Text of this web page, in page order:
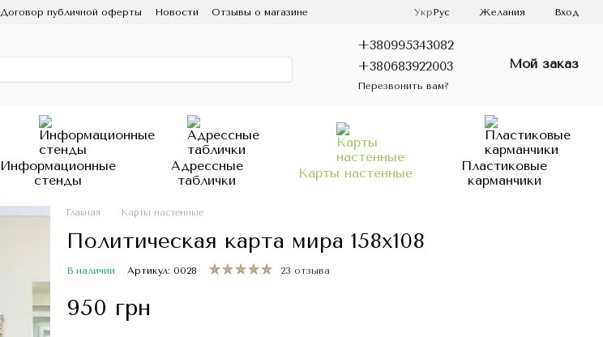
Договор публичной оферты Новости
Отзывы о магазине
УкрРус Желания Вход
+380995343082
+380683922003
Перезвонить вам?
Мой заказ
Информационные
стенды
Адрессные
таблички
Карты настенные
Пластиковые
карманчики
Главная Карты настенные
Политическая карта мира 158х108
В наличии Артикул: 0028 23 отзыва
950 грн